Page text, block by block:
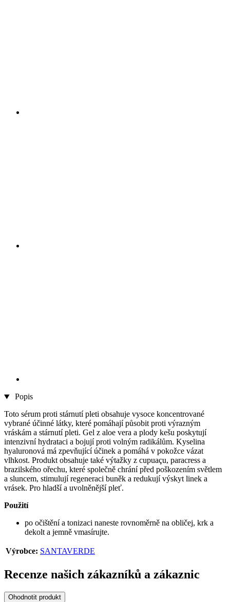
Popis
Toto sérum proti stárnutí pleti obsahuje vysoce koncentrované
vybrané účinné látky, které pomáhají působit proti výrazným
vráskám a stárnutí pleti. Gel z aloe vera a plody kešu poskytují
intenzivní hydrataci a bojují proti volným radikálům. Kyselina
hyaluronová má zpevňující účinek a pomáhá v pokožce vázat
vlhkost. Produkt obsahuje také výtažky z cupuaçu, paracress a
brazilského ořechu, které společně chrání před poškozením světlem
a sluncem, stimulují regeneraci buněk a redukují výskyt linek a
vrásek. Pro hladší a uvolněnější pleť.
Použití
po očištění a tonizaci naneste rovnoměrně na obličej, krk a
dekolt a jemně vmasírujte.
Výrobce: SANTAVERDE
Recenze našich zákazníků a zákaznic
Ohodnotit produkt